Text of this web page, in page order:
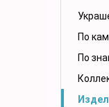
По
По